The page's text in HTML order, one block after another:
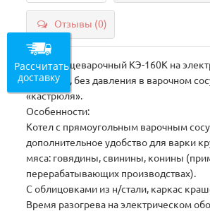
Отзывы (0)
Котел пищеварочный КЭ-160К на
обогреве, без давления в варочном
«кастрюля».
Особенности:
Котел с прямоугольным варочным
дополнительное удобство для варки
мяса: говядины, свинины, конины
перерабатывающих производствах).
С облицовками из н/стали, каркас
Время разогрева на электрическом
Рассчитать
доставку